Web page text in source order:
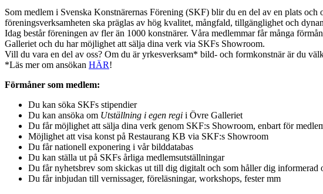
Som medlem i Svenska Konstnärernas Förening (SKF) blir du en del av en plats
föreningsverksamheten ska präglas av hög kvalitet, mångfald, tillgänglighet och
Idag består föreningen av fler än 1000 konstnärer. Våra medlemmar får många
Galleriet och du har möjlighet att sälja dina verk via SKFs Showroom.
Vill du vara en del av oss? Om du är yrkesverksam* bild- och formkonstnär är du
*Läs mer om ansökan HÄR!
Förmåner som medlem:
Du kan söka SKFs stipendier
Du kan ansöka om Utställning i egen regi i Övre Galleriet
Du får möjlighet att sälja dina verk genom SKF:s Showroom, enbart för
Möjlighet att visa konst på Restaurang KB via SKF:s Showroom
Du får nationell exponering i vår bilddatabas
Du kan ställa ut på SKFs årliga medlemsutställningar
Du får nyhetsbrev som skickas ut till dig digitalt och som håller dig
Du får inbjudan till vernissager, föreläsningar, workshops, fester mm